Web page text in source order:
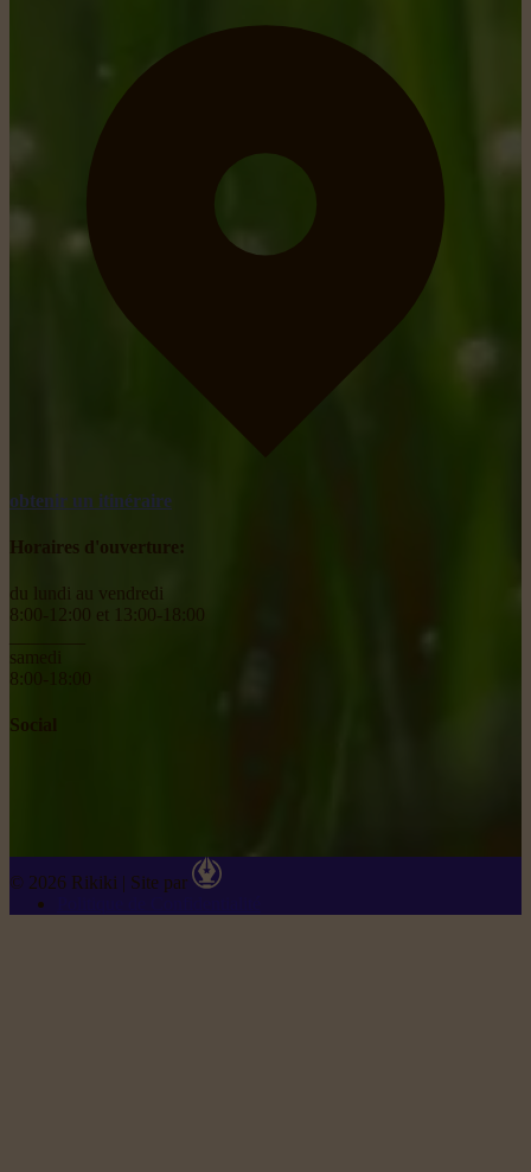
obtenir un itinéraire
Horaires d'ouverture:
du lundi au vendredi
8:00-12:00 et 13:00-18:00
samedi
8:00-18:00
Social
© 2026 Rikiki | Site par